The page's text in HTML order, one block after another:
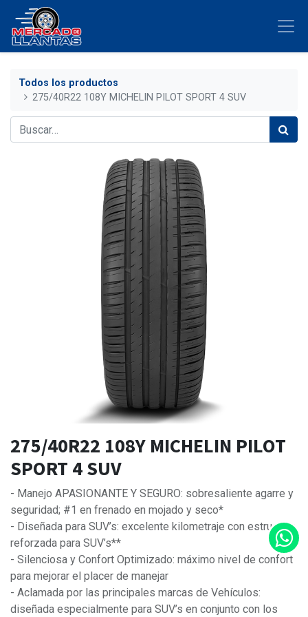
Todos los productos
275/40R22 108Y MICHELIN PILOT SPORT 4 SUV
275/40R22 108Y MICHELIN PILOT
SPORT 4 SUV
- Manejo APASIONANTE Y SEGURO: sobresaliente agarre y
seguridad; #1 en frenado en mojado y seco*
- Diseñada para SUV’s: excelente kilometraje con estructura
reforzada para SUV’s**
- Silenciosa y Confort Optimizado: máximo nivel de confort
para mejorar el placer de manejar
- Aclamada por las principales marcas de Vehículos:
diseñada especialmente para SUV’s en conjunto con los